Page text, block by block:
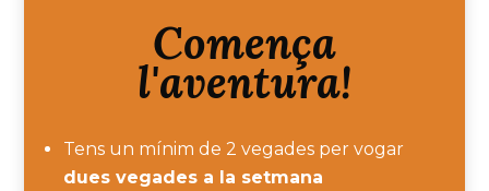
Comença
l'aventura!
Tens un mínim de 2 vegades per vogar
dues vegades a la setmana